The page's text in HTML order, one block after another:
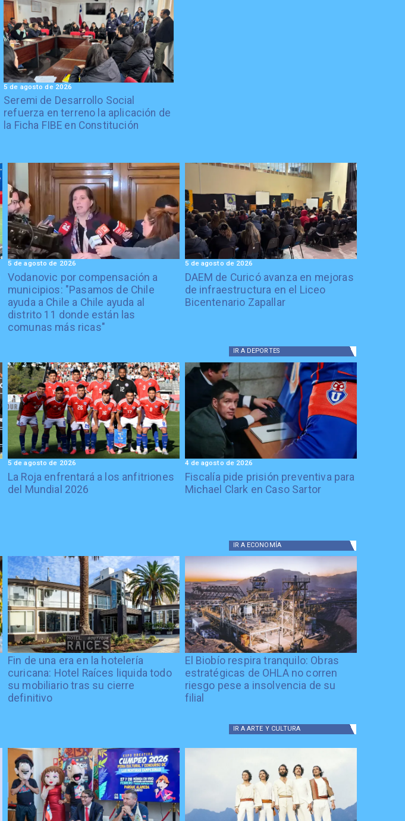
Seremi de Desarrollo Social
refuerza en terreno la aplicación de
la Ficha FIBE en Constitución
5 de agosto de 2026
Vodanovic por compensación a
municipios: "Pasamos de Chile
ayuda a Chile a Chile ayuda al
distrito 11 donde están las
comunas más ricas"
5 de agosto de 2026
DAEM de Curicó avanza en mejoras
de infraestructura en el Liceo
Bicentenario Zapallar
5 de agosto de 2026
IR A DEPORTES
La Roja enfrentará a los anfitriones
del Mundial 2026
5 de agosto de 2026
Fiscalía pide prisión preventiva para
Michael Clark en Caso Sartor
4 de agosto de 2026
IR A ECONOMÍA
Fin de una era en la hotelería
curicana: Hotel Raíces liquida todo
su mobiliario tras su cierre
definitivo
El Biobío respira tranquilo: Obras
estratégicas de OHLA no corren
riesgo pese a insolvencia de su
filial
IR A ARTE Y CULTURA